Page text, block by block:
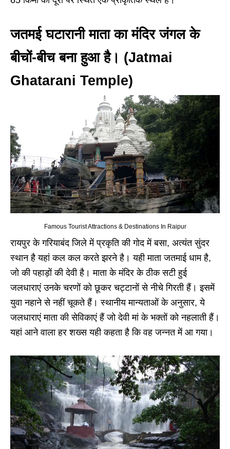
जतमई घटारानी माता का मंदिर जंगल के
बीचों-बीच बना हुआ है। (Jatmai
Ghatarani Temple)
Famous Tourist Attractions & Destinations In Raipur
रायपुर के गरियाबंद जिले में प्रकृति की गोद में बसा, अत्यंत सुंदर
स्थान है यहां कल कल करते झरने है। यही माता जतमाई धाम है,
जो की पहाड़ों की देवी है। माता के मंदिर के ठीक सटी हुई
जलधाराएं उनके चरणों को छूकर चट्टानों से नीचे गिरती हैं। इसमें
युवा नहाने से नहीं चूकते हैं। स्‍थानीय मान्‍यताओं के अनुसार, ये
जलधाराएं माता की सेविकाएं हैं जो देवी मां के भक्‍तों को नहलाती हैं।
यहां आने वाला हर शख्स यही कहता है कि वह जन्नत में आ गया।